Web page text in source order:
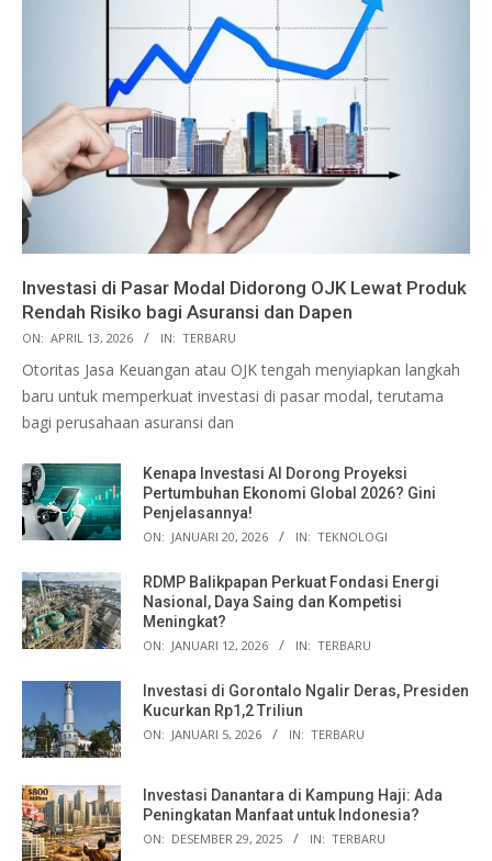
Investasi di Pasar Modal Didorong OJK Lewat Produk
Rendah Risiko bagi Asuransi dan Dapen
ON: APRIL 13, 2026 IN: TERBARU
Otoritas Jasa Keuangan atau OJK tengah menyiapkan langkah
baru untuk memperkuat investasi di pasar modal, terutama
bagi perusahaan asuransi dan
Kenapa Investasi AI Dorong Proyeksi
Pertumbuhan Ekonomi Global 2026? Gini
Penjelasannya!
ON: JANUARI 20, 2026 IN: TEKNOLOGI
RDMP Balikpapan Perkuat Fondasi Energi
Nasional, Daya Saing dan Kompetisi
Meningkat?
ON: JANUARI 12, 2026 IN: TERBARU
Investasi di Gorontalo Ngalir Deras, Presiden
Kucurkan Rp1,2 Triliun
ON: JANUARI 5, 2026 IN: TERBARU
Investasi Danantara di Kampung Haji: Ada
Peningkatan Manfaat untuk Indonesia?
ON: DESEMBER 29, 2025 IN: TERBARU